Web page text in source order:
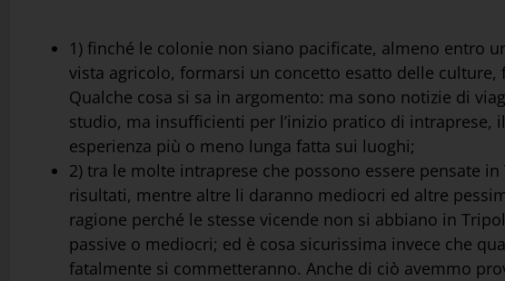
1) finché le colonie non siano pacificate, almeno entro
vista agricolo, formarsi un concetto esatto delle
Qualche cosa si sa in argomento: ma sono notizie di
studio, ma insufficienti per l’inizio pratico di
esperienza più o meno lunga fatta sui luoghi;
2) tra le molte intraprese che possono essere pensate
risultati, mentre altre li daranno mediocri ed altre
ragione perché le stesse vicende non si abbiano in
passive o mediocri; ed è cosa sicurissima invece che
fatalmente si commetteranno. Anche di ciò avemmo